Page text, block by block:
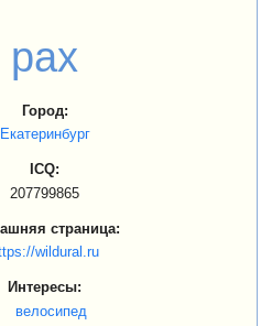
pax
Город:
Екатеринбург
ICQ:
207799865
страница:
wildural.ru
Интересы:
велосипед